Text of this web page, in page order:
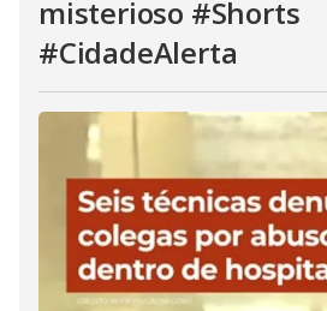
misterioso #Shorts
#CidadeAlerta